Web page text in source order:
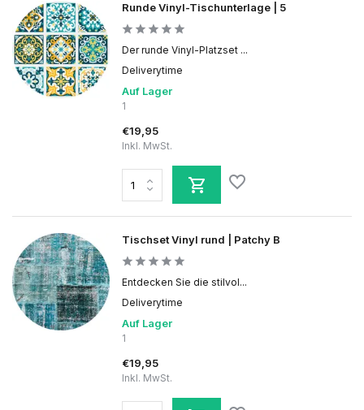
Runde Vinyl-Tischunterlage | 5
Der runde Vinyl-Platzset ...
Deliverytime
Auf Lager
1
€19,95
Inkl. MwSt.
Tischset Vinyl rund | Patchy B
Entdecken Sie die stilvol...
Deliverytime
Auf Lager
1
€19,95
Inkl. MwSt.